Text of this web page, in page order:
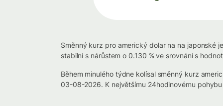
Směnný kurz pro americký dolar na na japonské
stabilní s nárůstem o 0.130 % ve srovnání s
Během minulého týdne kolísal směnný kurz
03-08-2026. K největšímu 24hodinovému